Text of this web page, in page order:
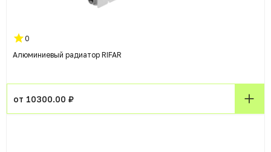
0
Алюминиевый радиатор RIFAR
от 10300.00 ₽